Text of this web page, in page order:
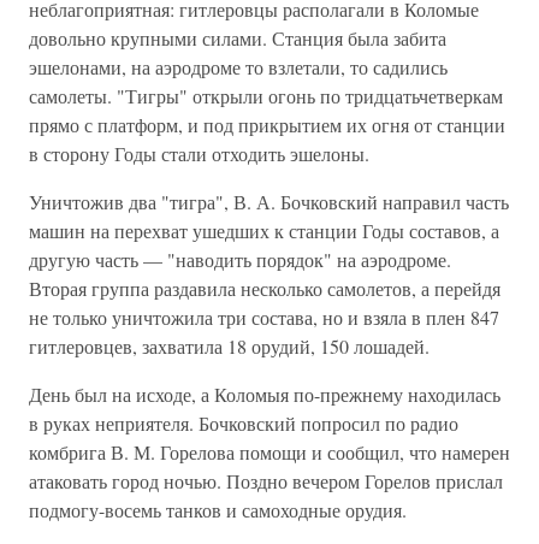
неблагоприятная: гитлеровцы располагали в Коломые
довольно крупными силами. Станция была забита
эшелонами, на аэродроме то взлетали, то садились
самолеты. "Тигры" открыли огонь по тридцатьчетверкам
прямо с платформ, и под прикрытием их огня от станции
в сторону Годы стали отходить эшелоны.
Уничтожив два "тигра", В. А. Бочковский направил часть
машин на перехват ушедших к станции Годы составов, а
другую часть — "наводить порядок" на аэродроме.
Вторая группа раздавила несколько самолетов, а перейдя
не только уничтожила три состава, но и взяла в плен 847
гитлеровцев, захватила 18 орудий, 150 лошадей.
День был на исходе, а Коломыя по-прежнему находилась
в руках неприятеля. Бочковский попросил по радио
комбрига В. М. Горелова помощи и сообщил, что намерен
атаковать город ночью. Поздно вечером Горелов прислал
подмогу-восемь танков и самоходные орудия.